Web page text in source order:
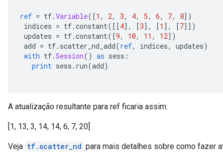
ref = tf.Variable([1 , 2, 3, 4, 5, 6, 7, 8])
indices = tf.constant([[4], [3], [1 ], [7]])
updates = tf.constant([9, 10, 11 , 12])
add = tf. scatter_nd_add(ref, indices, updates)
with tf.Session() as sess :
print sess . run(add)
A atualização resultante para ref ficaria assim:
[1, 13, 3, 14, 14, 6, 7, 20]
Veja tf.scatter_nd para mais detalhes sobre como fazer